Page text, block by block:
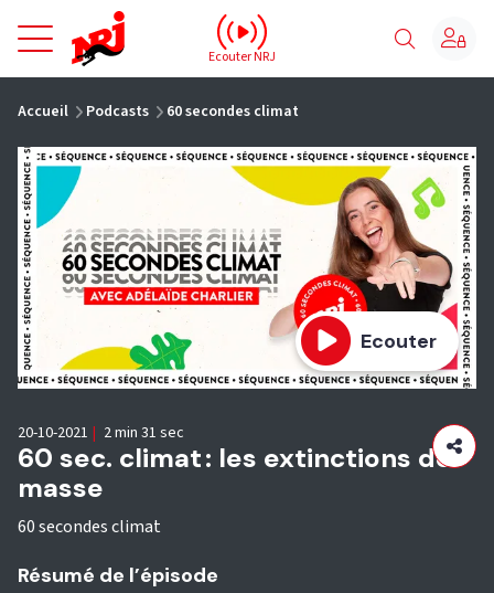
NRJ - Accueil
Ecouter NRJ
Accueil Podcasts 60 secondes climat
Ecouter
60 sec. climat : les extinctions de
masse
60 secondes climat
20-10-2021 | 2 min 31 sec
Résumé de l’épisode